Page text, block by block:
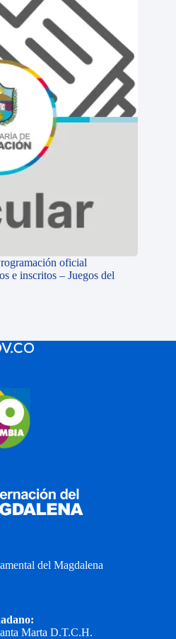
oficial
e inscritos – Juegos del
del Magdalena
Marta D.T.C.H.